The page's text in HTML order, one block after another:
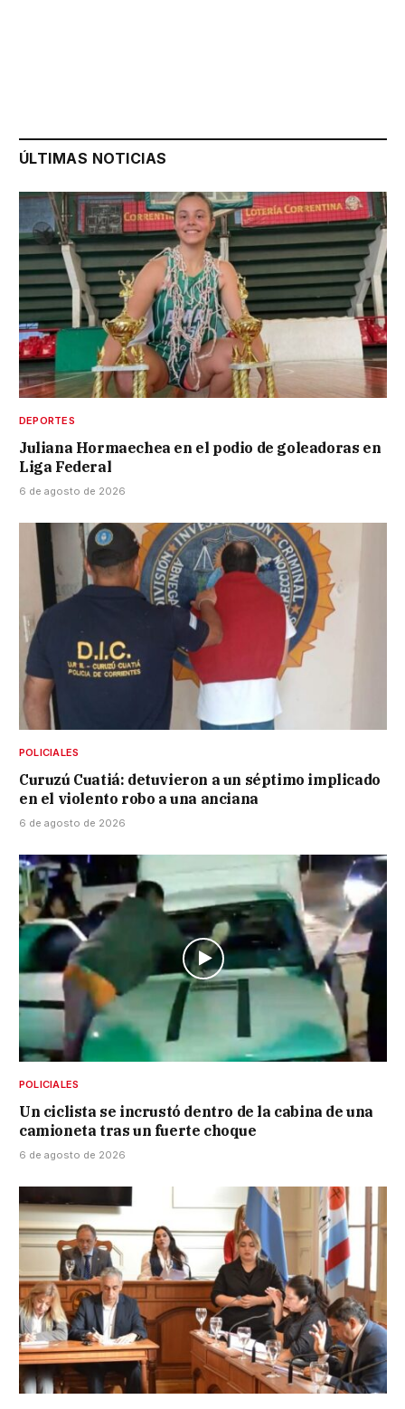
ÚLTIMAS NOTICIAS
DEPORTES
Juliana Hormaechea en el podio de goleadoras en
Liga Federal
6 de agosto de 2026
POLICIALES
Curuzú Cuatiá: detuvieron a un séptimo implicado
en el violento robo a una anciana
6 de agosto de 2026
POLICIALES
Un ciclista se incrustó dentro de la cabina de una
camioneta tras un fuerte choque
6 de agosto de 2026